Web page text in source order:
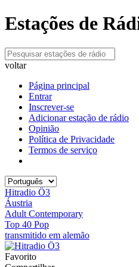
Estações de
voltar
Página principal
Entrar
Inscrever-se
Adicionar estação de rádio
Opinião
Política de Privacidade
Termos de serviço
Hitradio Ö3
Áustria
Adult Contemporary
Top 40 Pop
transmitido em alemão
Favorito